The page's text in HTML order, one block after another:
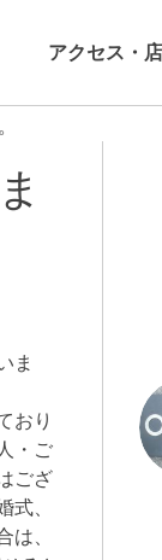
アクセス・
ま
おり
・ご
ござ
、
、